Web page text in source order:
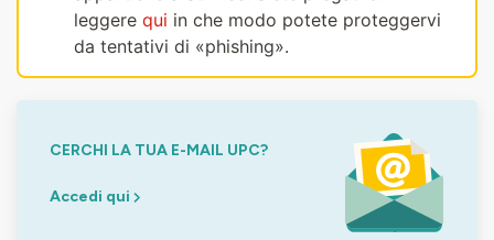
leggere qui in che modo potete proteggervi
da tentativi di «phishing».
CERCHI LA TUA E-MAIL UPC?
Accedi qui